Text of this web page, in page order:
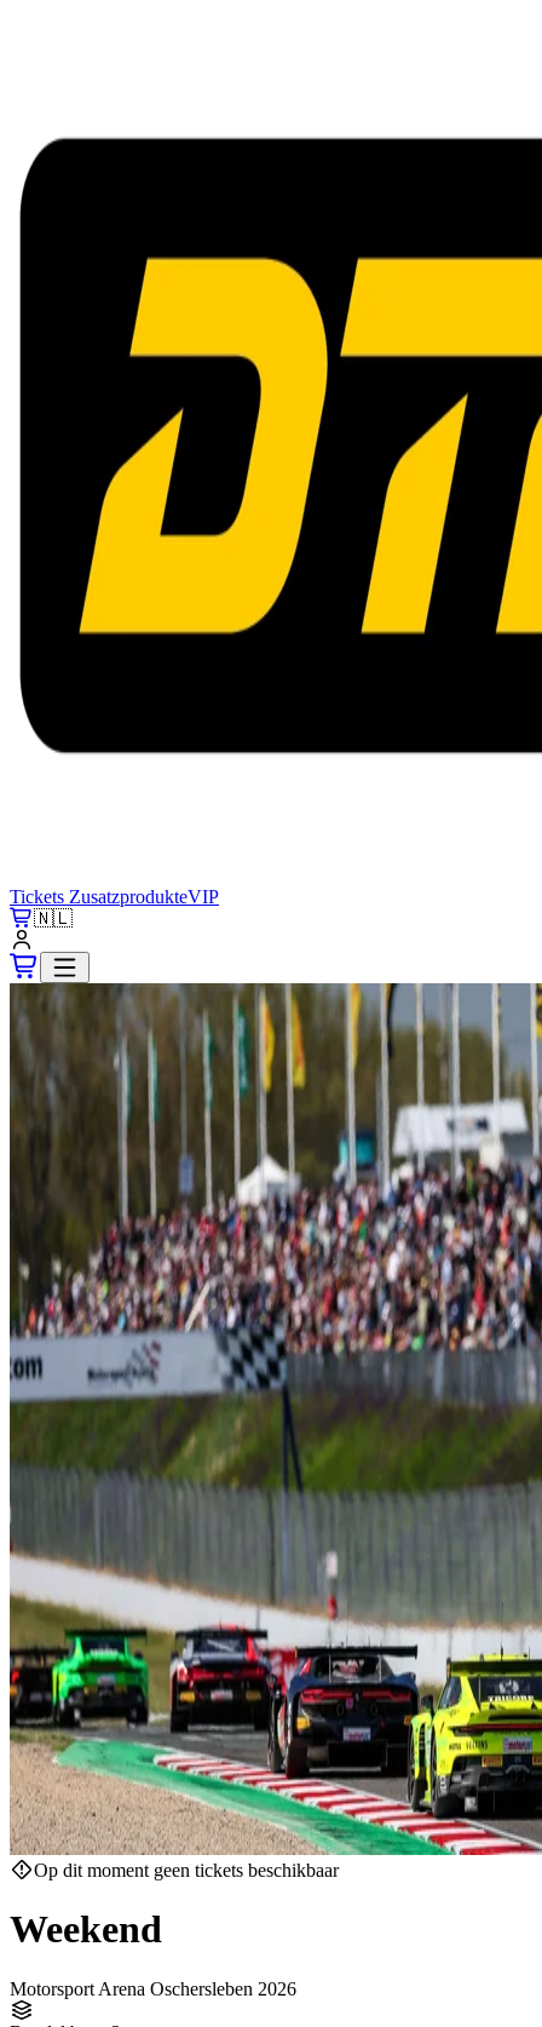
Tickets ZusatzprodukteVIP
🇳🇱
Op dit moment geen tickets beschikbaar
Weekend
Motorsport Arena Oschersleben 2026